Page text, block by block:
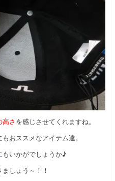
高さを感じさせてくれますね。
おススメなアイテム達。
もいかがでしょうか♪
しょう～！！